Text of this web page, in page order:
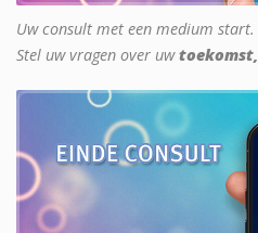
Uw consult met een medium start.
Stel uw vragen over uw